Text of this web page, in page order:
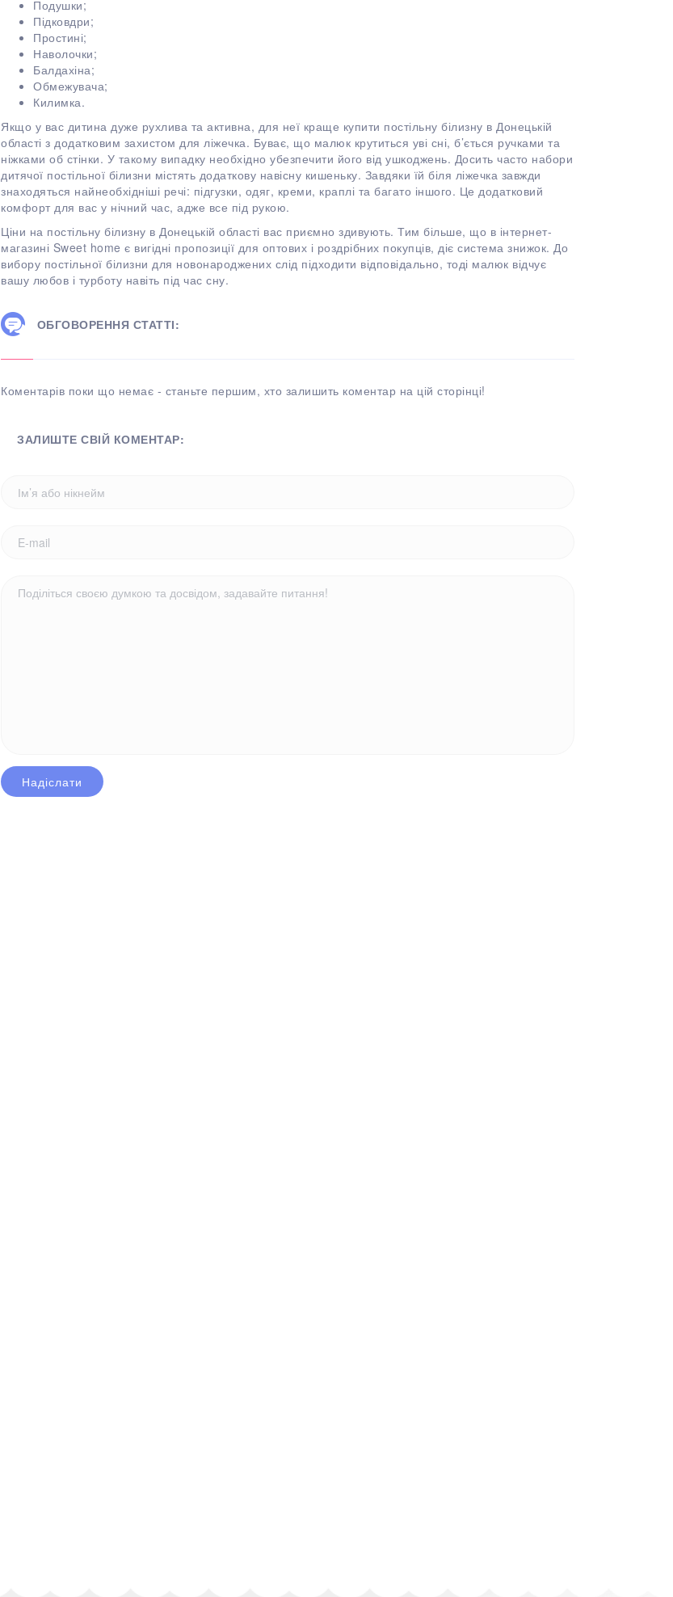
Подушки;
Підковдри;
Простині;
Наволочки;
Балдахіна;
Обмежувача;
Килимка.
Якщо у вас дитина дуже рухлива та активна, для неї краще купити постільну білизну в Донецькій
області з додатковим захистом для ліжечка. Буває, що малюк крутиться уві сні, б’ється ручками та
ніжками об стінки. У такому випадку необхідно убезпечити його від ушкоджень. Досить часто набори
дитячої постільної білизни містять додаткову навісну кишеньку. Завдяки їй біля ліжечка завжди
знаходяться найнеобхідніші речі: підгузки, одяг, креми, краплі та багато іншого. Це додатковий
комфорт для вас у нічний час, адже все під рукою.
Ціни на постільну білизну в Донецькій області вас приємно здивують. Тим більше, що в інтернет-
магазині Sweet home є вигідні пропозиції для оптових і роздрібних покупців, діє система знижок. До
вибору постільної білизни для новонароджених слід підходити відповідально, тоді малюк відчує
вашу любов і турботу навіть під час сну.
ОБГОВОРЕННЯ СТАТТІ:
Коментарів поки що немає - станьте першим, хто залишить коментар на цій сторінці!
ЗАЛИШТЕ СВІЙ КОМЕНТАР: